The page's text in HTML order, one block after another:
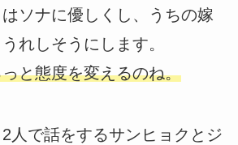
ソナに優しくし、うちの嫁
れしそうにします。
と態度を変えるのね。
人で話をするサンヒョクとジ